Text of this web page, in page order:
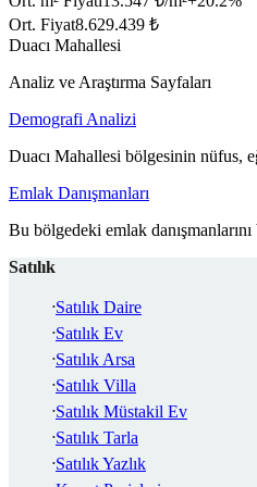
Ort. Fiyat8.629.439 ₺
Duacı Mahallesi
Analiz ve Araştırma Sayfaları
Demografi Analizi
Duacı Mahallesi bölgesinin nüfus,
Emlak Danışmanları
Bu bölgedeki emlak
Satılık
Satılık Daire
Satılık Ev
Satılık Arsa
Satılık Villa
Satılık Müstakil Ev
Satılık Tarla
Satılık Yazlık